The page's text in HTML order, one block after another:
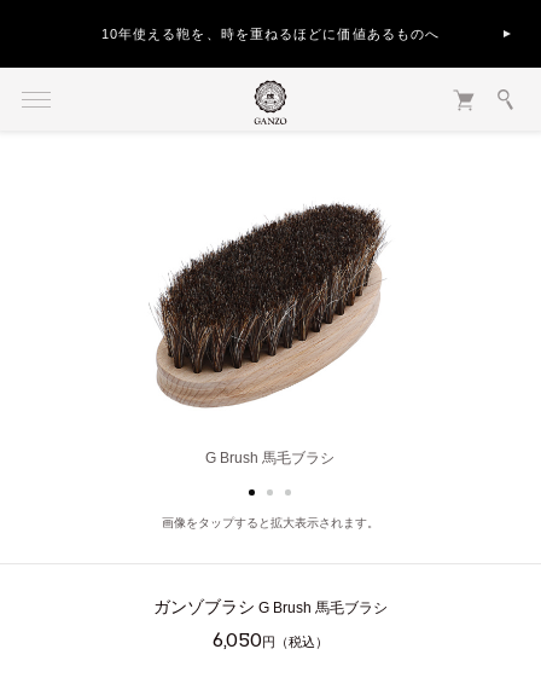
10年使える鞄を、時を重ねるほどに価値あるものへ
G Brush 馬毛ブラシ
画像をタップすると拡大表示されます。
ガンゾブラシ G Brush 馬毛ブラシ
6,050円（税込）